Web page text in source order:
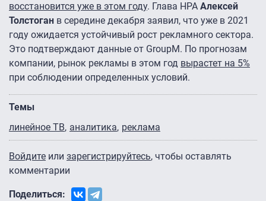
восстановится уже в этом году. Глава НРА Алексей
Толстоган в середине декабря заявил, что уже в 2021
году ожидается устойчивый рост рекламного сектора.
Это подтверждают данные от GroupM. По прогнозам
компании, рынок рекламы в этом год вырастет на 5%
при соблюдении определенных условий.
Темы
линейное ТВ аналитика реклама
Войдите или зарегистрируйтесь, чтобы оставлять
комментарии
Поделиться: